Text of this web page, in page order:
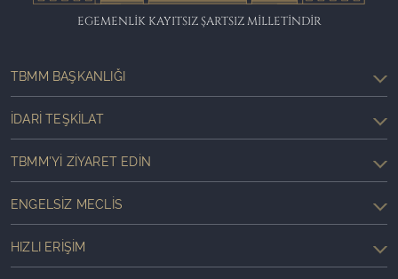
EGEMENLİK KAYITSIZ ŞARTSIZ MİLLETİNDİR
TBMM BAŞKANLIĞI
İDARI TEŞKILAT
TBMM'YI ZIYARET EDIN
ENGELSIZ MECLIS
HIZLI ERIŞIM